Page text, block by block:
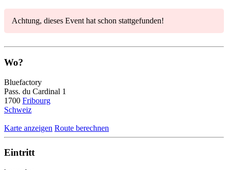
Achtung, dieses Event hat schon stattgefunden!
Wo?
Bluefactory
Pass. du Cardinal 1
1700 Fribourg
Schweiz
Karte anzeigen Route berechnen
Eintritt